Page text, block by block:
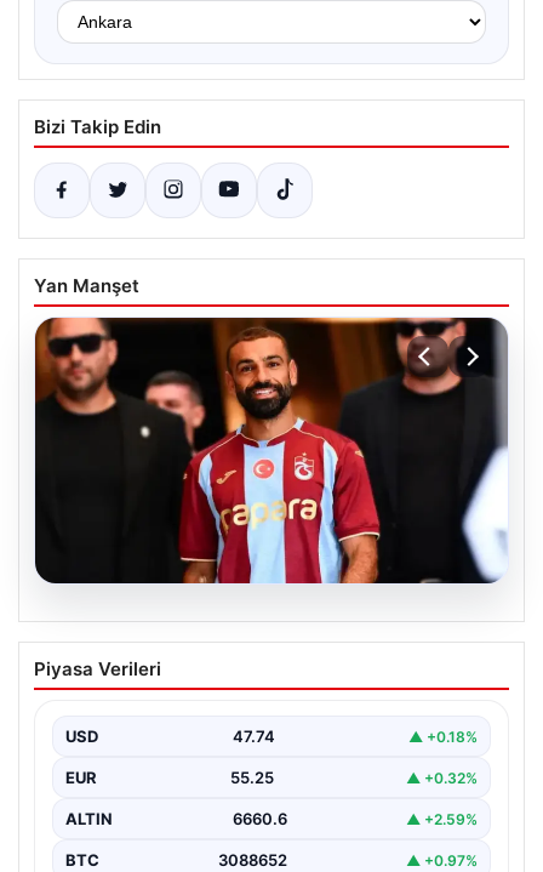
Bizi Takip Edin
Yan Manşet
07.08.2026
Trabzonspor’da Salah Sürprizi: Göztepe
Maçı Kadrosu Netleşti
sahaya çıkacak oyuncuları açıkladı. Bu önemli mücadele,
uzun…
Piyasa Verileri
USD 47.74 ▲ +0.18%
EUR 55.25 ▲ +0.32%
ALTIN 6660.6 ▲ +2.59%
BTC 3088652 ▲ +0.97%